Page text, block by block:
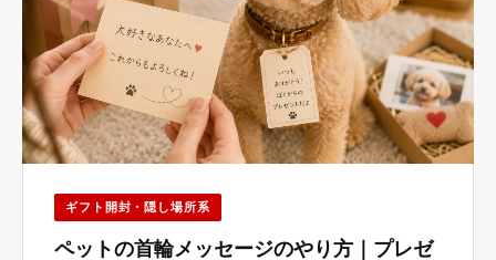
ギフト開封・隠し場所系
ペットの首輪メッセージのやり方｜プレゼ